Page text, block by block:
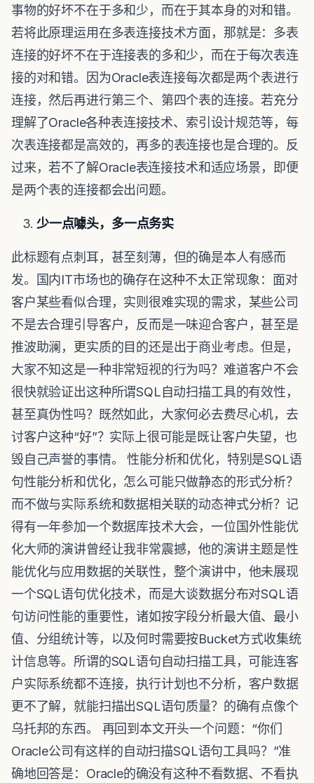
事物的好坏不在于多和少，而在于其本身的对和错。
若将此原理运用在多表连接技术方面，那就是：多表
连接的好坏不在于连接表的多和少，而在于每次表连
接的对和错。因为Oracle表连接每次都是两个表进行
连接，然后再进行第三个、第四个表的连接。若充分
理解了Oracle各种表连接技术、索引设计规范等，每
次表连接都是高效的，再多的表连接也是合理的。反
过来，若不了解Oracle表连接技术和适应场景，即便
是两个表的连接都会出问题。
少一点噱头，多一点务实
此标题有点刺耳，甚至刻薄，但的确是本人有感而
发。国内IT市场也的确存在这种不太正常现象：面对
客户某些看似合理，实则很难实现的需求，某些公司
不是去合理引导客户，反而是一味迎合客户，甚至是
推波助澜，更实质的目的还是出于商业考虑。但是，
大家不知这是一种非常短视的行为吗？难道客户不会
很快就验证出这种所谓SQL自动扫描工具的有效性，
甚至真伪性吗？既然如此，大家何必去费尽心机，去
讨客户这种“好”？实际上很可能是既让客户失望，也
毁自己声誉的事情。 性能分析和优化，特别是SQL语
句性能分析和优化，怎么可能只做静态的形式分析？
而不做与实际系统和数据相关联的动态神式分析？记
得有一年参加一个数据库技术大会，一位国外性能优
化大师的演讲曾经让我非常震撼，他的演讲主题是性
能优化与应用数据的关联性，整个演讲中，他未展现
一个SQL语句优化技术，而是大谈数据分布对SQL语
句访问性能的重要性，诸如按字段分析最大值、最小
值、分组统计等，以及何时需要按Bucket方式收集统
计信息等。所谓的SQL语句自动扫描工具，可能连客
户实际系统都不连接，执行计划也不分析，客户数据
更不了解，就能扫描出SQL语句质量？的确有点像个
乌托邦的东西。 再回到本文开头一个问题：“你们
Oracle公司有这样的自动扫描SQL语句工具吗？”准
确地回答是：Oracle的确没有这种不看数据、不看执